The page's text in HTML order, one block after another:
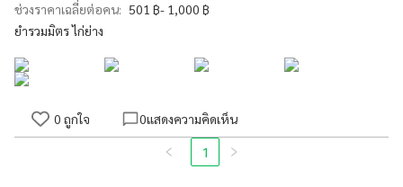
ช่วงราคาเฉลี่ยต่อคน: 501 ฿- 1,000 ฿
ยำรวมมิตร ไก่ย่าง
0 ถูกใจ 0แสดงความคิดเห็น
1